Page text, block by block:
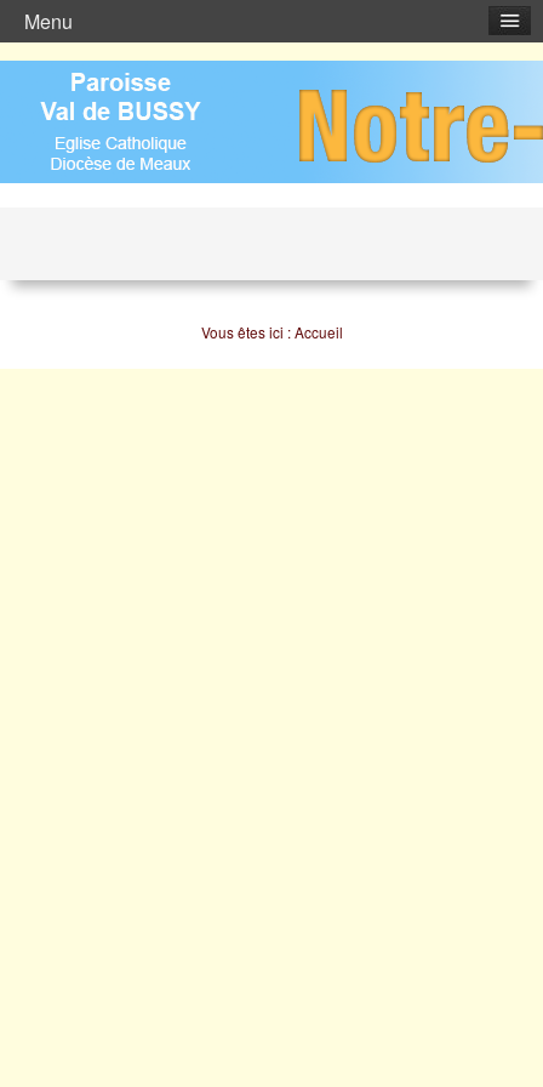
Vous êtes ici :Accueil
Menu